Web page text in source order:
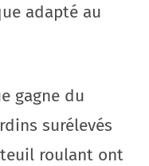
adapté au
gagne du
surélevés
roulant ont